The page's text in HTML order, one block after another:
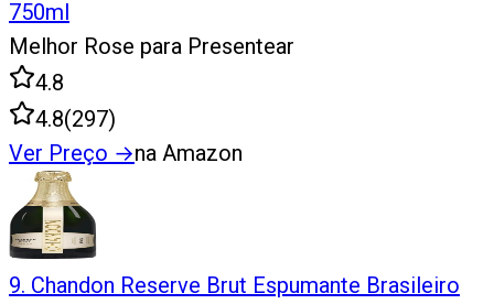
750ml
Melhor Rose para Presentear
4.8
4.8(297)
Ver Preço →na Amazon
9. Chandon Reserve Brut Espumante Brasileiro